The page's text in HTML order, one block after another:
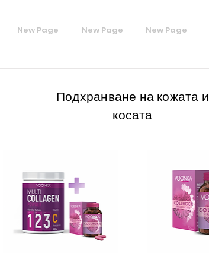
New Page New Page New Page
Подхранване на кожата и
косата